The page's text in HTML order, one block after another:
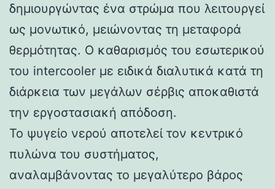
δημιουργώντας ένα στρώμα που λειτουργεί
ως μονωτικό, μειώνοντας τη μεταφορά
θερμότητας. Ο καθαρισμός του εσωτερικού
του intercooler με ειδικά διαλυτικά κατά τη
διάρκεια των μεγάλων σέρβις αποκαθιστά
την εργοστασιακή απόδοση.
Το ψυγείο νερού αποτελεί τον κεντρικό
πυλώνα του συστήματος,
αναλαμβάνοντας το μεγαλύτερο βάρος